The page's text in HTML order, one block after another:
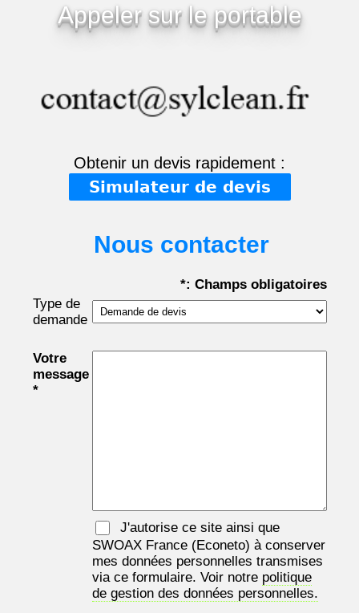
Appeler sur le portable
Obtenir un devis rapidement :
Simulateur de devis
Nous contacter
*: Champs obligatoires
Type de
demande
Votre
message
*
J'autorise ce site ainsi que
SWOAX France(Econeto) à conserver
mes données personnelles transmises
via ce formulaire. Voir notre politique
de gestion des données personnelles.